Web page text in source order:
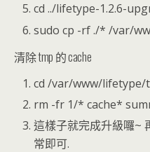
cd ../lifetype-1.2.6-
sudo cp -rf ./* /var/
清除 tmp 的 cache
cd /var/www/lifetype/
rm -fr 1/* cache*
這樣子就完成升級囉~
常即可.